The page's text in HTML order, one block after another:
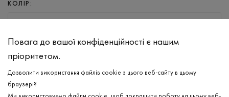
КОЛІР:
Повага до вашої конфіденційності є нашим
пріоритетом.
Дозволити використання файлів cookie з цього веб-сайту в цьому
браузері?